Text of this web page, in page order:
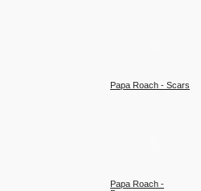
Papa Roach - Scars
Papa Roach -